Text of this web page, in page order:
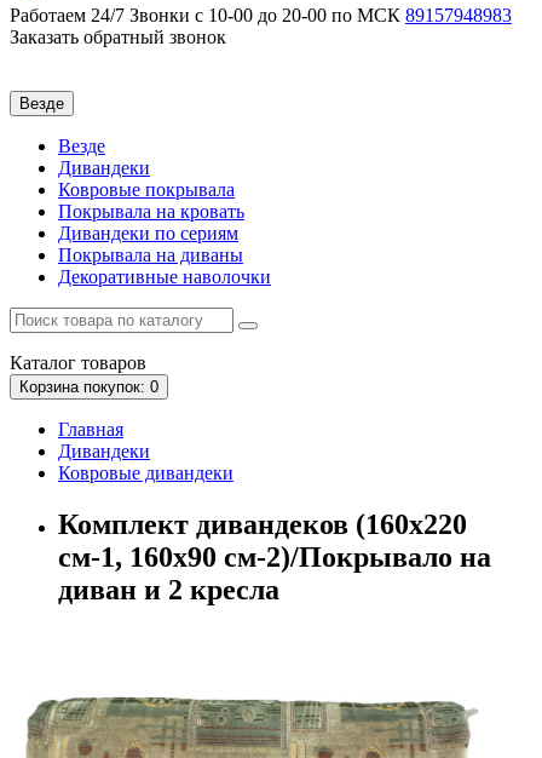
Работаем 24/7 Звонки с 10-00 до 20-00 по МСК 89157948983
Заказать обратный звонок
Везде
Везде
Дивандеки
Ковровые покрывала
Покрывала на кровать
Дивандеки по сериям
Покрывала на диваны
Декоративные наволочки
Каталог товаров
Корзина покупок: 0
Главная
Дивандеки
Ковровые дивандеки
Комплект дивандеков (160х220
см-1, 160х90 см-2)/Покрывало на
диван и 2 кресла